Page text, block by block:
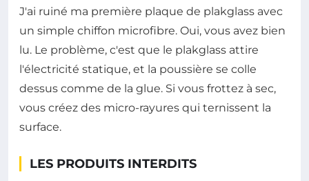
J'ai ruiné ma première plaque de plakglass avec
un simple chiffon microfibre. Oui, vous avez bien
lu. Le problème, c'est que le plakglass attire
l'électricité statique, et la poussière se colle
dessus comme de la glue. Si vous frottez à sec,
vous créez des micro-rayures qui ternissent la
surface.
LES PRODUITS INTERDITS